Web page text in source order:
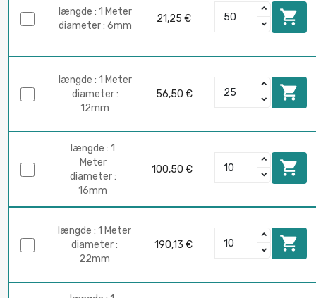
længde : 1 Meter
diameter : 6mm
21,25 € 
længde : 1 Meter
diameter :
12mm
56,50 € 
længde : 1
Meter
diameter :
16mm
100,50 € 
længde : 1 Meter
diameter :
22mm
190,13 € 